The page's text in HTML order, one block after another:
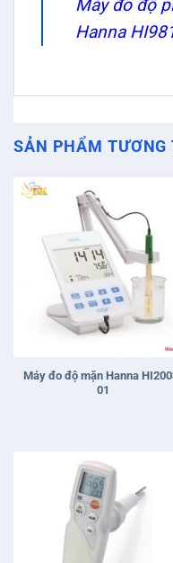
Máy đo độ
Hanna
SẢN PHẨM TƯƠNG
Máy đo độ mặn Hanna
01